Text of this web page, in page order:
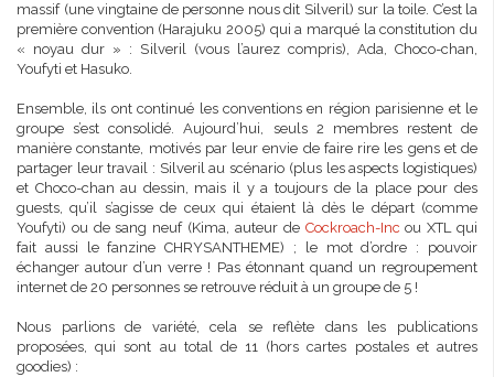
massif (une vingtaine de personne nous dit Silveril) sur la toile. C’est la
première convention (Harajuku 2005) qui a marqué la constitution du
« noyau dur » : Silveril (vous l’aurez compris), Ada, Choco-chan,
Youfyti et Hasuko.
Ensemble, ils ont continué les conventions en région parisienne et le
groupe s’est consolidé. Aujourd’hui, seuls 2 membres restent de
manière constante, motivés par leur envie de faire rire les gens et de
partager leur travail : Silveril au scénario (plus les aspects logistiques)
et Choco-chan au dessin, mais il y a toujours de la place pour des
guests, qu’il s’agisse de ceux qui étaient là dès le départ (comme
Youfyti) ou de sang neuf (Kima, auteur de Cockroach-Inc ou XTL qui
fait aussi le fanzine CHRYSANTHEME) ; le mot d’ordre : pouvoir
échanger autour d’un verre ! Pas étonnant quand un regroupement
internet de 20 personnes se retrouve réduit à un groupe de 5 !
Nous parlions de variété, cela se reflète dans les publications
proposées, qui sont au total de 11 (hors cartes postales et autres
goodies) :